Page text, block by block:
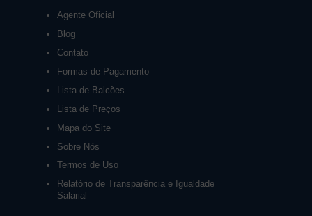
Agente Oficial
Blog
Contato
Formas de Pagamento
Lista de Balcões
Lista de Preços
Mapa do Site
Sobre Nós
Termos de Uso
Relatório de Transparência e Igualdade
Salarial